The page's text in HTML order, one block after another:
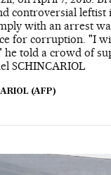
controversial leftist
with an arrest
for corruption. "I
told a crowd of
SCHINCARIOL
(AFP)